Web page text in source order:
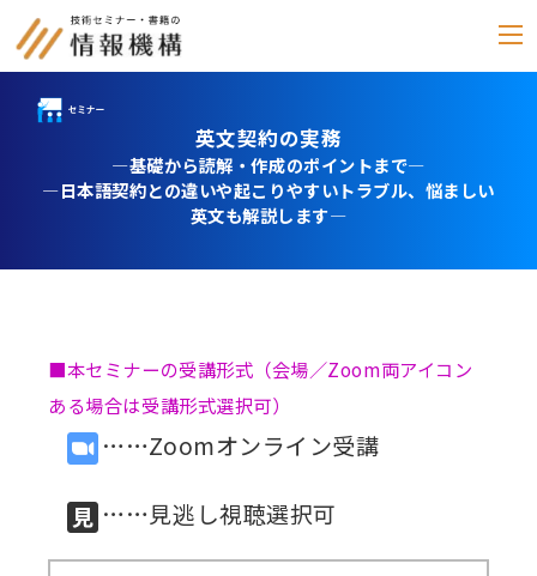
書籍
(テキスト郵送)
雑誌
「化学物質管理」
セミナーアーカイブ
カテゴリー別
英文契約の実務
―基礎から読解・作成のポイントまで―
―日本語契約との違いや起こりやすいトラブル、悩ましい
英文も解説します―
■本セミナーの受講形式（会場／Zoom両アイコン
ある場合は受講形式選択可）
……Zoomオンライン受講
……見逃し視聴選択可